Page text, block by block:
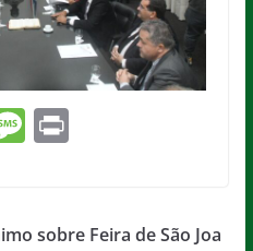
M
a
Pr
sobre Feira de São Joa